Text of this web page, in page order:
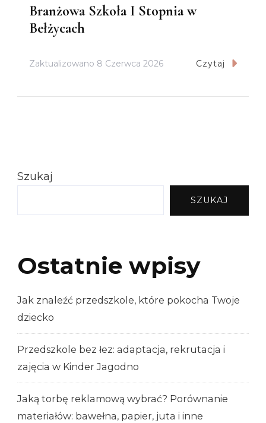
Branżowa Szkoła I Stopnia w
Bełżycach
Zaktualizowano 8 Czerwca 2026 Czytaj
Szukaj
SZUKAJ
Ostatnie wpisy
Jak znaleźć przedszkole, które pokocha Twoje
dziecko
Przedszkole bez łez: adaptacja, rekrutacja i
zajęcia w Kinder Jagodno
Jaką torbę reklamową wybrać? Porównanie
materiałów: bawełna, papier, juta i inne